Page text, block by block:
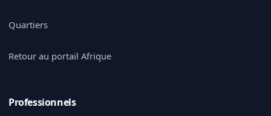
Quartiers
Retour au portail Afrique
Professionnels